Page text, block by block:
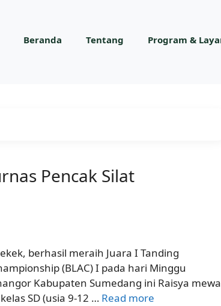
Beranda Tentang Program &
Pencak Silat
berhasil meraih Juara I Tanding
(BLAC) I pada hari Minggu
Kabupaten Sumedang ini Raisya
SD (usia 9-12 … Read more